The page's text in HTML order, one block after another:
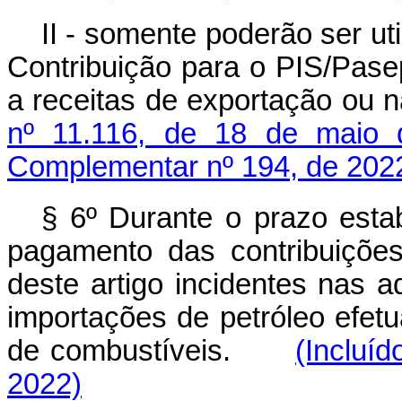
II - somente poderão ser
Contribuição para o PIS/
a receitas de exportação ou
nº 11.116, de 18 de maio
Complementar nº 194, de
§ 6º Durante o prazo
pagamento das
deste artigo incidentes nas
importações de petróleo
de combustíveis.
2022)